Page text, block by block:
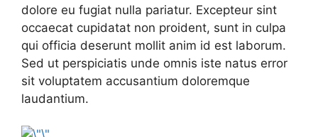
dolore eu fugiat nulla pariatur. Excepteur sint
occaecat cupidatat non proident, sunt in culpa
qui officia deserunt mollit anim id est laborum.
Sed ut perspiciatis unde omnis iste natus error
sit voluptatem accusantium doloremque
laudantium.